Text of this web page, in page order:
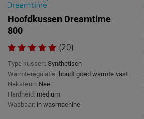
Hoofdkussen Dreamtime
800
(20)
Type kussen: Synthetisch
Warmteregulatie: houdt goed warmte vast
Neksteun: Nee
Hardheid: medium
Wasbaar: in wasmachine